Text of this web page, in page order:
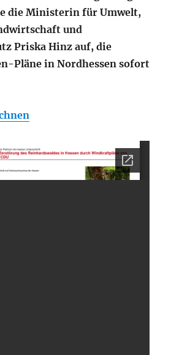
die Ministerin für Umwelt,
und
Priska Hinz auf, die
Pläne in Nordhessen sofort